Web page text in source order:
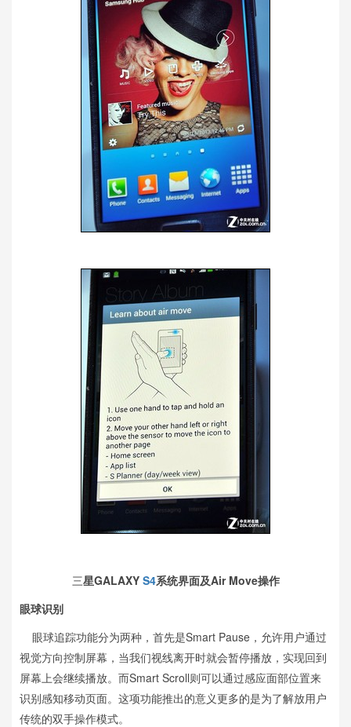
三星GALAXY S4系统界面及Air Move操作
眼球识别
眼球追踪功能分为两种，首先是Smart Pause，允许用户通过
视觉方向控制屏幕，当我们视线离开时就会暂停播放，实现回到
屏幕上会继续播放。而Smart Scroll则可以通过感应面部位置来
识别感知移动页面。这项功能推出的意义更多的是为了解放用户
传统的双手操作模式。